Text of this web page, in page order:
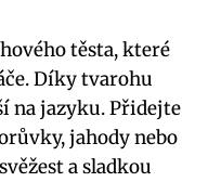
těsta, které
Díky tvarohu
na jazyku. Přidejte
jahody nebo
a sladkou